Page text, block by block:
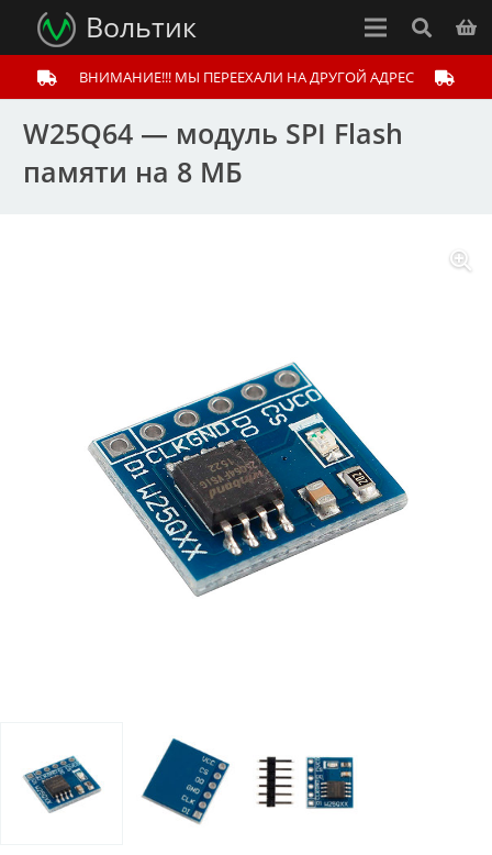
Вольтик
ВНИМАНИЕ!!! МЫ ПЕРЕЕХАЛИ НА ДРУГОЙ АДРЕС
W25Q64 — модуль SPI Flash
памяти на 8 МБ